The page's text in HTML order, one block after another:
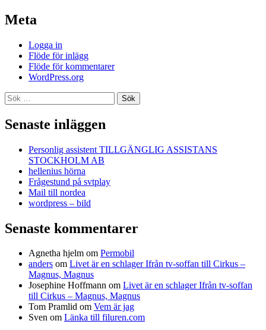
Meta
Logga in
Flöde för inlägg
Flöde för kommentarer
WordPress.org
Sök
efter:
Senaste inläggen
Personlig assistent TILLGÄNGLIG ASSISTANS
STOCKHOLM AB
hellenius hörna
Frågestund på svtplay
Mail till nordea
wordpress – bild
Senaste kommentarer
Agnetha hjelm om Permobil
anders om Livet är en schlager Ifrån tv-soffan till Cirkus –
Magnus, Magnus
Josephine Hoffmann om Livet är en schlager Ifrån tv-soffan
till Cirkus – Magnus, Magnus
Tom Pramlid om Vem är jag
Sven om Länka till filuren.com